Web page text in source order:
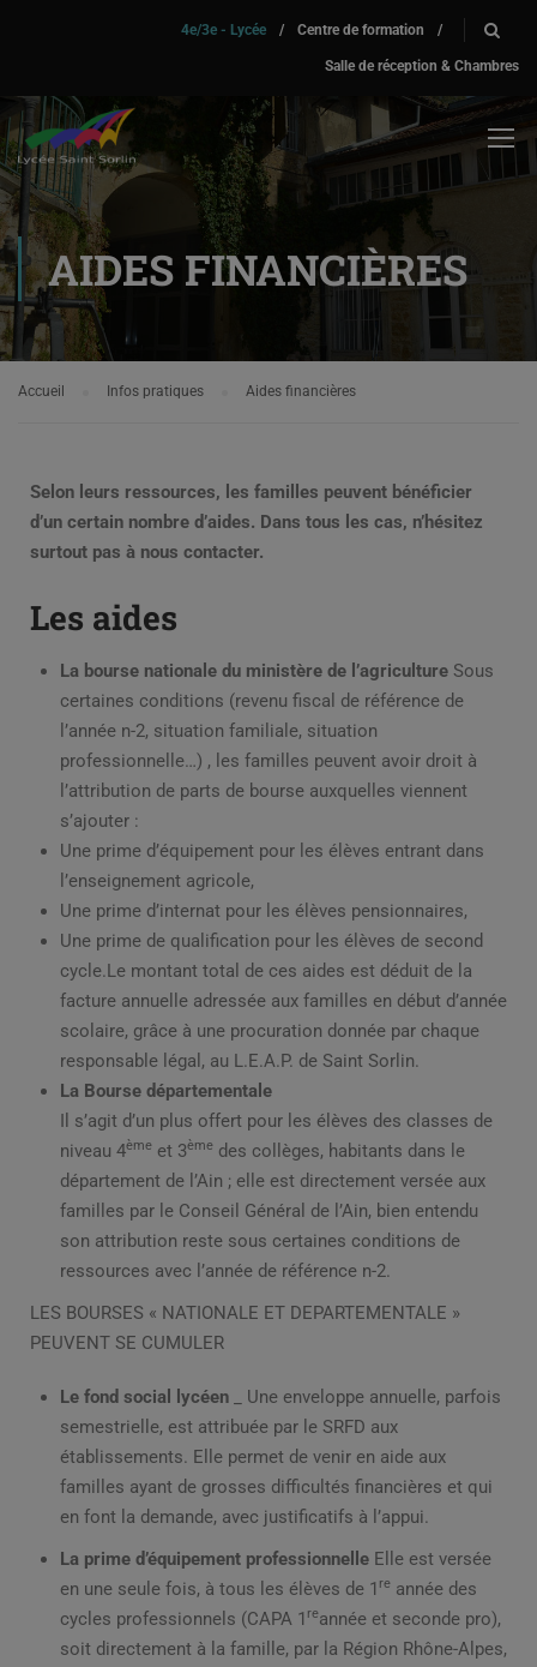
4e/3e - Lycée / Centre de formation /
Salle de réception & Chambres
AIDES FINANCIÈRES
Accueil Infos pratiques Aides financières
Selon leurs ressources, les familles peuvent bénéficier
d’un certain nombre d’aides. Dans tous les cas, n’hésitez
surtout pas à nous contacter.
Les aides
La bourse nationale du ministère de l’agriculture Sous
certaines conditions (revenu fiscal de référence de
l’année n-2, situation familiale, situation
professionnelle…) , les familles peuvent avoir droit à
l’attribution de parts de bourse auxquelles viennent
s’ajouter :
Une prime d’équipement pour les élèves entrant dans
l’enseignement agricole,
Une prime d’internat pour les élèves pensionnaires,
Une prime de qualification pour les élèves de second
cycle.Le montant total de ces aides est déduit de la
facture annuelle adressée aux familles en début d’année
scolaire, grâce à une procuration donnée par chaque
responsable légal, au L.E.A.P. de Saint Sorlin.
La Bourse départementale
Il s’agit d’un plus offert pour les élèves des classes de
niveau 4ème et 3ème des collèges, habitants dans le
département de l’Ain ; elle est directement versée aux
familles par le Conseil Général de l’Ain, bien entendu
son attribution reste sous certaines conditions de
ressources avec l’année de référence n-2.
LES BOURSES « NATIONALE ET DEPARTEMENTALE »
PEUVENT SE CUMULER
Le fond social lycéen _ Une enveloppe annuelle, parfois
semestrielle, est attribuée par le SRFD aux
établissements. Elle permet de venir en aide aux
familles ayant de grosses difficultés financières et qui
en font la demande, avec justificatifs à l’appui.
La prime d’équipement professionnelle Elle est versée
en une seule fois, à tous les élèves de 1 re année des
cycles professionnels (CAPA 1 reannée et seconde pro),
soit directement à la famille, par la Région Rhône-Alpes,